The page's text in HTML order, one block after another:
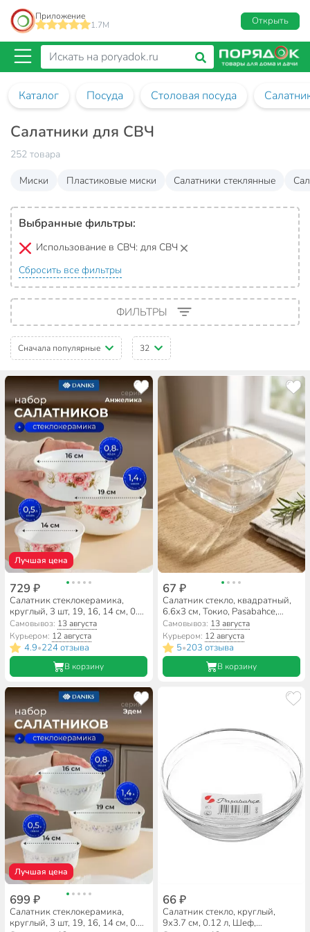
Приложение
1.7M
Открыть
Каталог Посуда Столовая посуда
Салатники для СВЧ
252 товара
Миски
Пластиковые миски Салатники стеклянные
Выбранные фильтры:
Использование в СВЧ: для СВЧ
Сбросить все фильтры
ФИЛЬТРЫ
Сначала популярные 32
Лучшая цена
729 ₽
Салатник стеклокерамика,
круглый, 3 шт, 19, 16, 14 см, 0.5,
0.8, 1.4 л, с крышкой,
подарочная упаковка,
Анжелика, Daniks, BY14HDW-
3-T36
Самовывоз: 13 августа
Курьером: 12 августа
4.9•224 отзыва
В корзину
67 ₽
Салатник стекло, квадратный,
6.6х3 см, Токио, Pasabahce,
53682SLB
Самовывоз: 13 августа
Курьером: 12 августа
5•203 отзыва
В корзину
Лучшая цена
699 ₽
Салатник стеклокерамика,
круглый, 3 шт, 19, 16, 14 см, 0.5,
66 ₽
Салатник стекло, круглый,
9х3.7 см, 0.12 л, Шеф,